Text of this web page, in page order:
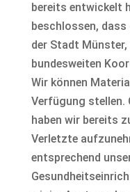
bereits entwickelt
beschlossen,
der Stadt Münster,
bundesweiten
Wir können
Verfügung stellen.
haben wir bereits
Verletzte
entsprechend